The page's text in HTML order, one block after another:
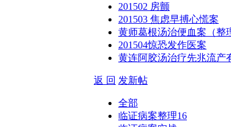
201502 房颤
201503 焦虑早搏心慌案
黄师葛根汤治便血案（整
201504惊恐发作医案
黄连阿胶汤治疗先兆流产
返 回 发新帖
全部
临证病案整理16